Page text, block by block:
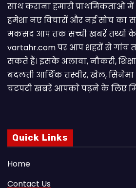
साथ कराना हमारी प्राथमिकताओं
हमेशा नए विचारों और नई सोच का
मकसद आप तक सच्ची खबरें तथ्यों के
vartahr.com पर आप शहरों से गांव
सकते हैं। इसके अलावा, नौकरी,
बदलती आर्थिक तस्वीर, खेल,
चटपटी खबरें आपकाे पढ़ने के लिए
Quick Links
Home
Contact Us